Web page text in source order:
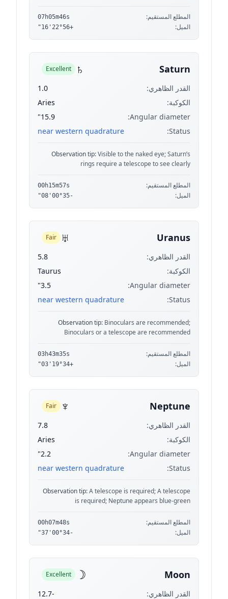
المطلع المستقيم: 07h05m46s
الميل: +22°56'16"
Saturn
♄
Excellent
القدر الظاهري:
1.0
الكوكبة:
Aries
Angular diameter:
15.9"
Status:
near western quadrature
Observation tip:Visible to the naked eye; Saturn’s
rings require a telescope to see clearly
المطلع المستقيم: 00h15m57s
الميل: -00°35'08"
Uranus
♅
Fair
القدر الظاهري:
5.8
الكوكبة:
Taurus
Angular diameter:
3.5"
Status:
near western quadrature
Observation tip: Binoculars are recommended;
Binoculars or a telescope are recommended
المطلع المستقيم: 03h43m35s
الميل: +19°34'03"
Neptune
♆
Fair
القدر الظاهري:
7.8
الكوكبة:
Aries
Angular diameter:
2.2"
Status:
near western quadrature
Observation tip:A telescope is required; A telescope
is required; Neptune appears blue-green
المطلع المستقيم: 00h07m48s
الميل: -00°34'37"
Moon
☽
Excellent
القدر الظاهري:
-12.7